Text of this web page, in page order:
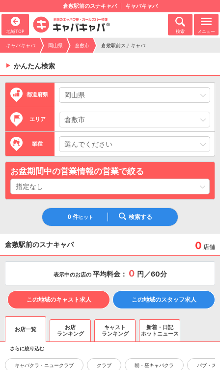
倉敷駅前のスナキャバ キャバキャバ
地域TOP 検索 メニュー
キャバキャバ 岡山県 倉敷市 倉敷駅前スナキャバ
かんたん検索
都道府県
エリア
業種
お盆期間中の営業情報の営業で絞る
0 件ヒット 検索する
倉敷駅前のスナキャバ 0 店舗
表示中のお店の 平均料金： 0 円／60分
この地域のキャスト求人 この地域のスタッフ求人
お店一覧
お店
ランキング
キャスト
ランキング
新着・日記
ホットニュース
さらに絞り込む
キャバクラ・ニュークラブ クラブ 朝・昼キャバクラ パブ・ス